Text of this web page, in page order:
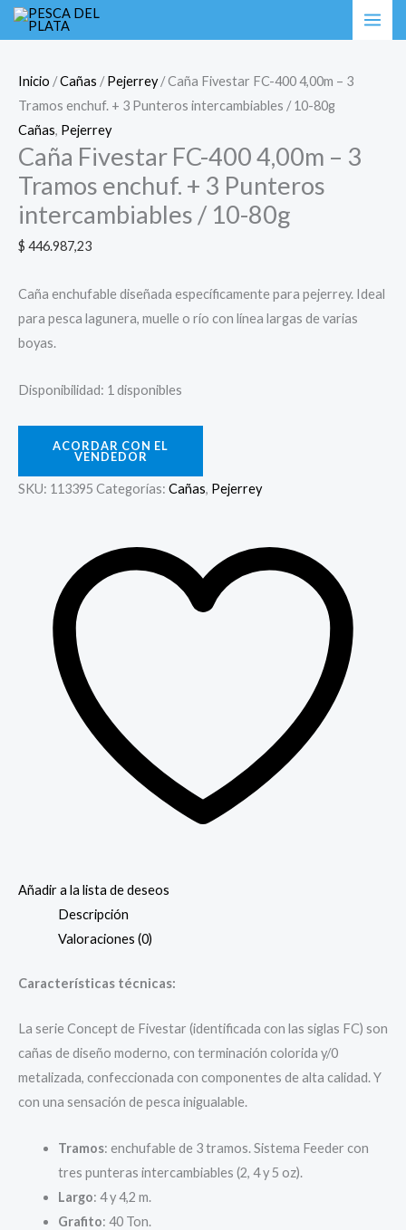
Inicio /Cañas /Pejerrey/ Caña Fivestar FC-400 4,00m – 3
Tramos enchuf. + 3 Punteros intercambiables / 10-80g
Cañas, Pejerrey
Caña Fivestar FC-400 4,00m – 3
Tramos enchuf. + 3 Punteros
intercambiables / 10-80g
$ 446.987,23
Caña enchufable diseñada específicamente para pejerrey. Ideal
para pesca lagunera, muelle o río con línea largas de varias
boyas.
Disponibilidad: 1 disponibles
Caña
Fivestar
400
4,00m
-
3
Tramos
enchuf.
3
/
10-
cantidad
ACORDAR CON EL
VENDEDOR
SKU: 113395 Categorías: Cañas, Pejerrey
Añadir a la lista de deseos
Descripción
Valoraciones (0)
Características técnicas:
La serie Concept de Fivestar (identificada con las siglas FC) son
cañas de diseño moderno, con terminación colorida y/0
metalizada, confeccionada con componentes de alta calidad. Y
con una sensación de pesca inigualable.
Tramos: enchufable de 3 tramos. Sistema Feeder con
tres punteras intercambiables (2, 4 y 5 oz).
Largo: 4 y 4,2 m.
Grafito: 40 Ton.